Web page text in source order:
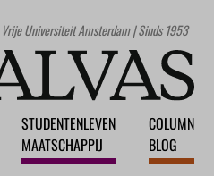
Universiteit Amsterdam | Sinds 1953
STUDENTENLEVEN
MAATSCHAPPIJ
COLUMN
BLOG